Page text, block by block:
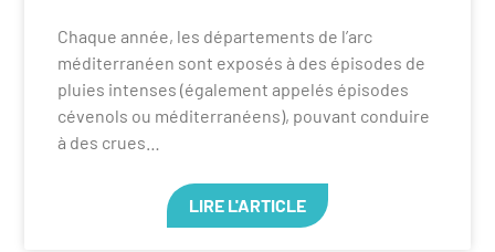
Chaque année, les départements de l’arc
méditerranéen sont exposés à des épisodes de
pluies intenses (également appelés épisodes
cévenols ou méditerranéens), pouvant conduire
à des crues…
LIRE L'ARTICLE